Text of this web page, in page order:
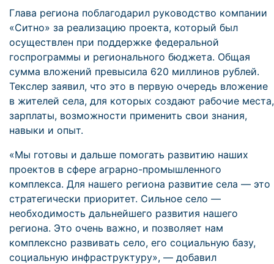
Глава региона поблагодарил руководство компании
«Ситно» за реализацию проекта, который был
осуществлен при поддержке федеральной
госпрограммы и регионального бюджета. Общая
сумма вложений превысила 620 миллинов рублей.
Текслер заявил, что это в первую очередь вложение
в жителей села, для которых создают рабочие места,
зарплаты, возможности применить свои знания,
навыки и опыт.
«Мы готовы и дальше помогать развитию наших
проектов в сфере аграрно-промышленного
комплекса. Для нашего региона развитие села — это
стратегически приоритет. Сильное село —
необходимость дальнейшего развития нашего
региона. Это очень важно, и позволяет нам
комплексно развивать село, его социальную базу,
социальную инфраструктуру», — добавил